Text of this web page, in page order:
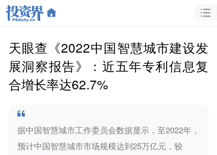
天眼查《2022中国智慧城市建设发
展洞察报告》：近五年专利信息复
合增长率达62.7%
据中国智慧城市工作委员会数据显示，至2022年，
预计中国智慧城市市场规模达到25万亿元，较